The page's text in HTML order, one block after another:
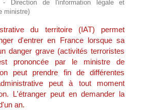
- Direction de l'information légale et
ministre)
du territoire (IAT) permet
d'entrer en France lorsque sa
danger grave (activités terroristes
prononcée par le ministre de
peut prendre fin de différentes
peut à tout moment
L'étranger peut en demander la
an.